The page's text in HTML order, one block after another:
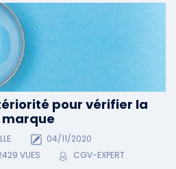
pour vérifier la
04/11/2020
VUES CGV-EXPERT